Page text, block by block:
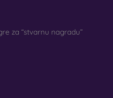
za “stvarnu nagradu”